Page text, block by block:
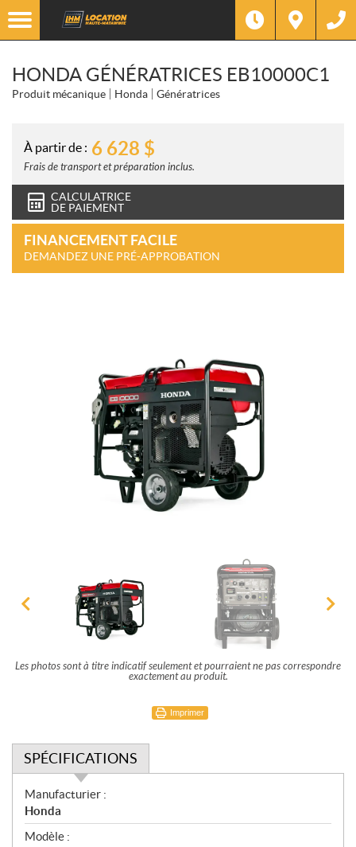
HONDA GÉNÉRATRICES EB10000C1
Produit mécanique Honda Génératrices
À partir de : 6 628 $
Frais de transport et préparation inclus.
CALCULATRICE
DE PAIEMENT
FINANCEMENT FACILE
DEMANDEZ UNE PRÉ-APPROBATION
Les photos sont à titre indicatif seulement et pourraient ne pas correspondre
exactement au produit.
Imprimer
SPÉCIFICATIONS
S
p
é
Manufacturier :
Honda
Modèle :